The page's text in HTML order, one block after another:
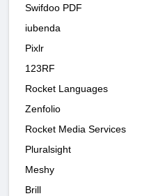
Swifdoo PDF
iubenda
Pixlr
123RF
Rocket Languages
Zenfolio
Rocket Media Services
Pluralsight
Meshy
Brill